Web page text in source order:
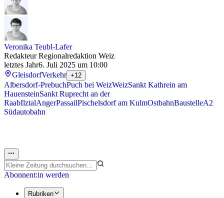
Veronika Teubl-Lafer
Redakteur Regionalredaktion Weiz
letztes Jahr6. Juli 2025 um 10:00
GleisdorfVerkehr +12
Albersdorf-PrebuchPuch bei WeizWeizSankt Kathrein am
HauensteinSankt Ruprecht an der
RaabIlztalAngerPassailPischelsdorf am KulmOstbahnBaustelleA2
Südautobahn
Abonnent:in werden
Rubriken